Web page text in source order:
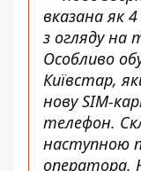
вказана як
з огляду на
Особливо
Київстар,
нову SIM-
телефон.
наступною
оператора.